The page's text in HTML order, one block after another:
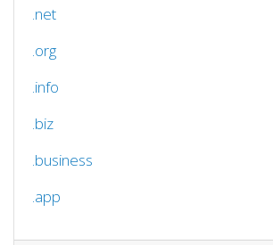
.net
.org
.info
.biz
.business
.app